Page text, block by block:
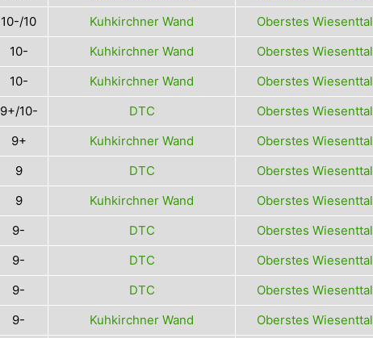
10-/10 Kuhkirchner Wand Oberstes Wiesenttal
10- Kuhkirchner Wand Oberstes Wiesenttal
10- Kuhkirchner Wand Oberstes Wiesenttal
9+/10- DTC Oberstes Wiesenttal
9+ Kuhkirchner Wand Oberstes Wiesenttal
9 DTC
Oberstes Wiesenttal
9 Kuhkirchner Wand Oberstes Wiesenttal
9- DTC Oberstes Wiesenttal
9- DTC Oberstes Wiesenttal
9- DTC
Oberstes Wiesenttal
9- Kuhkirchner Wand Oberstes Wiesenttal